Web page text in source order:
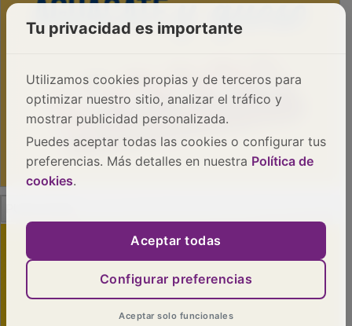
Tu privacidad es importante
Utilizamos cookies propias y de terceros para
optimizar nuestro sitio, analizar el tráfico y
mostrar publicidad personalizada.
Puedes aceptar todas las cookies o configurar tus
preferencias. Más detalles en nuestra Política de
cookies.
Aceptar todas
Configurar preferencias
Aceptar solo funcionales